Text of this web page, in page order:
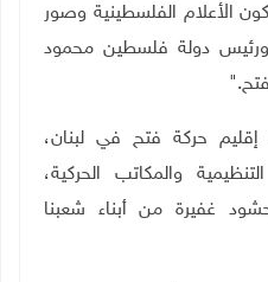
الأعلام الفلسطينية وصور
ورئيس دولة فلسطين محمود
".
حركة فتح في لبنان،
والمكاتب الحركية،
غفيرة من أبناء شعبنا